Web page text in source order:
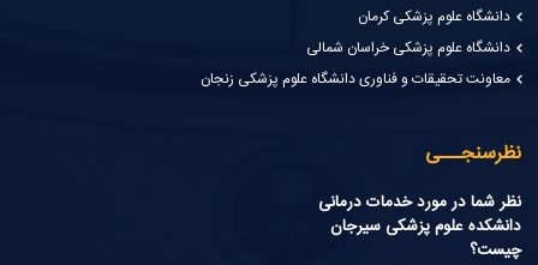
دانشگاه علوم پزشکی کرمان
دانشگاه علوم پزشکی خراسان شمالی
معاونت تحقیقات و فناوری دانشگاه علوم پزشکی زنجان
نظرسنجـــی
نظر شما در مورد خدمات درمانی
دانشکده علوم پزشکی سیرجان
چیست؟